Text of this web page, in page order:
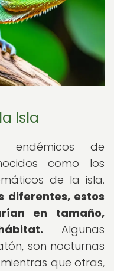
Isla
endémicos de
como los
de la isla.
diferentes, estos
en tamaño,
Algunas
son nocturnas
que otras,